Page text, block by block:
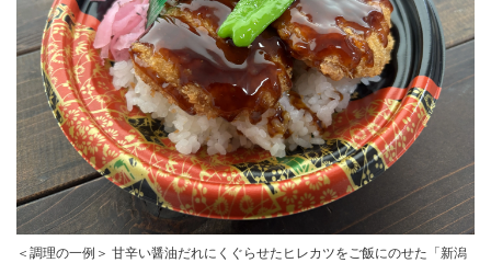
＜調理の一例＞ 甘辛い醤油だれにくぐらせたヒレカツをご飯にのせた「新潟